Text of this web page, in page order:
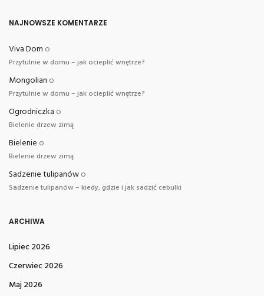
NAJNOWSZE KOMENTARZE
Viva Dom o
Przytulnie w domu – jak ocieplić wnętrze?
Mongolian o
Przytulnie w domu – jak ocieplić wnętrze?
Ogrodniczka o
Bielenie drzew zimą
Bielenie o
Bielenie drzew zimą
Sadzenie tulipanówo
Sadzenie tulipanów – kiedy, gdzie i jak sadzić cebulki
ARCHIWA
Lipiec 2026
Czerwiec 2026
Maj 2026